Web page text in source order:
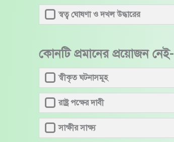
স্বত্ব ঘোষণা ও দখল উদ্ধারের
কোনটি প্রমানের প্রয়োজন নেই-
স্বীকৃত ঘটনাসমূহ
রাষ্ট্র পক্ষের দাবী
সাক্ষীর সাক্ষ্য